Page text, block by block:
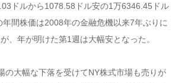
ドルから1078.58ドル安の1万6346.45ドル
間株価は2008年の金融危機以来7年ぶりに
、年が明けた第1週は大幅安となった。
の大幅な下落を受けてNY株式市場も売りが